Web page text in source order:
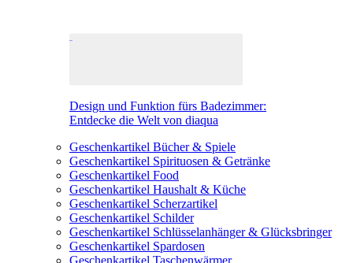
Design und Funktion fürs Badezimmer:
Entdecke die Welt von diaqua
Geschenkartikel Bücher & Spiele
Geschenkartikel Spirituosen & Getränke
Geschenkartikel Food
Geschenkartikel Haushalt & Küche
Geschenkartikel Scherzartikel
Geschenkartikel Schilder
Geschenkartikel Schlüsselanhänger & Glücksbringer
Geschenkartikel Spardosen
Geschenkartikel Taschenwärmer